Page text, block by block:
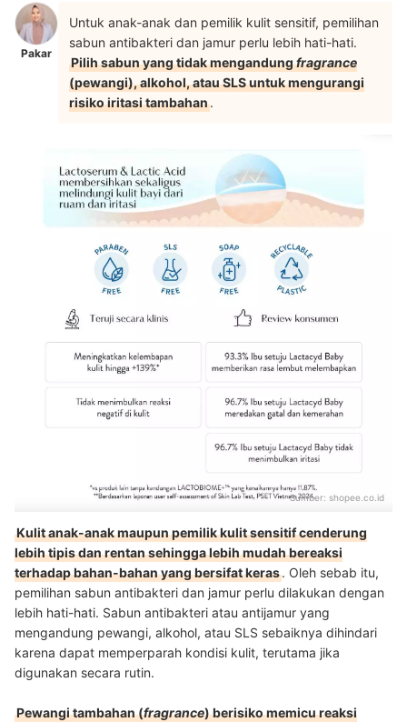
Pakar
Untuk anak-anak dan pemilik kulit sensitif, pemilihan
sabun antibakteri dan jamur perlu lebih hati-hati.
Pilih sabun yang tidak mengandungfragrance
(pewangi), alkohol, atau SLS untuk mengurangi
risiko iritasi tambahan.
Sumber: shopee.co.id
Kulit anak-anak maupun pemilik kulit sensitif cenderung
lebih tipis dan rentan sehingga lebih mudah bereaksi
terhadap bahan-bahan yang bersifat keras. Oleh sebab itu,
pemilihan sabun antibakteri dan jamur perlu dilakukan dengan
lebih hati-hati. Sabun antibakteri atau antijamur yang
mengandung pewangi, alkohol, atau SLS sebaiknya dihindari
karena dapat memperparah kondisi kulit, terutama jika
digunakan secara rutin.
Pewangi tambahan (fragrance) berisiko memicu reaksi